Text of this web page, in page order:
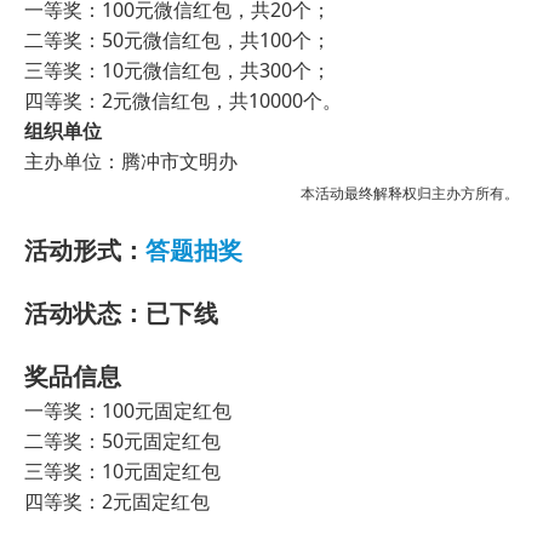
一等奖：100元微信红包，共20个；
二等奖：50元微信红包，共100个；
三等奖：10元微信红包，共300个；
四等奖：2元微信红包，共10000个。
组织单位
主办单位：腾冲市文明办
本活动最终解释权归主办方所有。
活动形式： 答题抽奖
活动状态：已下线
奖品信息
一等奖：100元固定红包
二等奖：50元固定红包
三等奖：10元固定红包
四等奖：2元固定红包